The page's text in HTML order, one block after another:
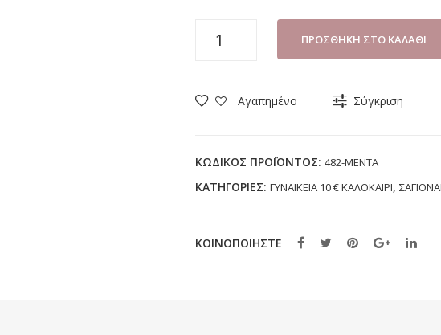
DUEMELE
(36-
ΠΡΟΣΘΉΚΗ ΣΤΟ ΚΑΛΆΘΙ
Αγαπημένο Σύγκριση
ΚΩΔΙΚΌΣ ΠΡΟΪΌΝΤΟΣ: 482-ΜΕΝΤΑ
ΚΑΤΗΓΟΡΊΕΣ: ΓΥΝΑΙΚΕΙΑ 10 € ΚΑΛΟΚΑΙΡΙ,
ΚΟΙΝΟΠΟΙΗΣΤΕ